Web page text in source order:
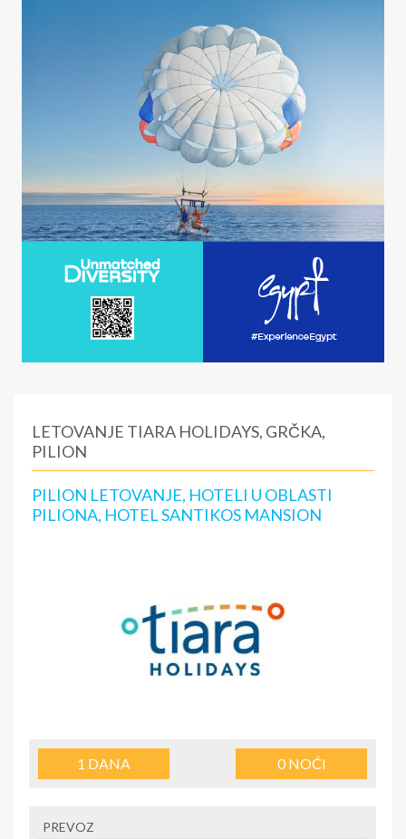
LETOVANJE TIARA HOLIDAYS, GRČKA,
PILION
PILION LETOVANJE, HOTELI U OBLASTI
PILIONA, HOTEL SANTIKOS MANSION
1 DANA 0NOĆI
PREVOZ